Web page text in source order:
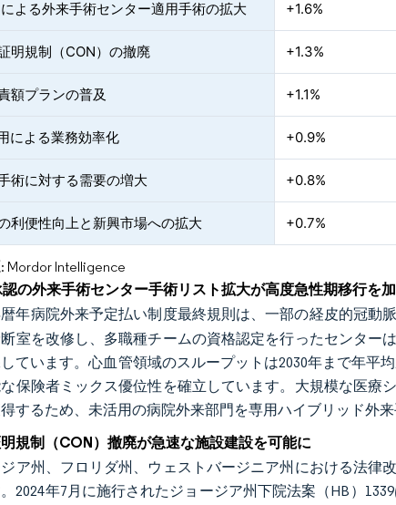
よる外来手術センター適用手術の拡大 +1.6%
明規制（CON）の撤廃 +1.3%
額プランの普及 +1.1%
による業務効率化 +0.9%
術に対する需要の増大 +0.8%
利便性向上と新興市場への拡大 +0.7%
Mordor Intelligence
認の外来手術センター手術リスト拡大が高度急性期移行を
暦年病院外来予定払い制度最終規則は、一部の経皮的冠動
室を改修し、多職種チームの資格認定を行ったセンター
ています。心血管領域のスループットは2030年まで年平
保険者ミックス優位性を確立しています。大規模な医療
するため、未活用の病院外来部門を専用ハイブリッド外
規制（CON）撤廃が急速な施設建設を可能に
ア州、フロリダ州、ウェストバージニア州における法律
2024年7月に施行されたジョージア州下院法案（HB）